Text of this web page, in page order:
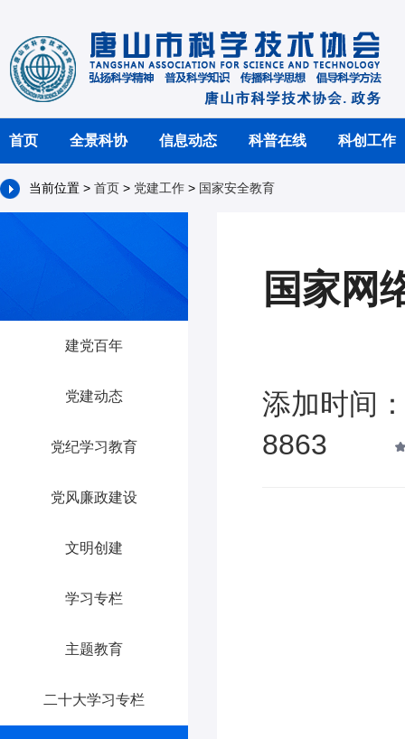
首页 全景科协 信息动态 科普在线 科创工作
当前位置 > 首页 > 党建工作 > 国家安全教育
建党百年
党建动态
党纪学习教育
党风廉政建设
文明创建
学习专栏
主题教育
二十大学习专栏
国家网
添加时间
8863